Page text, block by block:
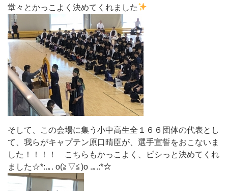
堂々とかっこよく決めてくれました
そして、この会場に集う小中高生全１６６団体の代表とし
て、我らがキャプテン原口晴臣が、選手宣誓をおこないま
した！！！！ こちらもかっこよく、ビシっと決めてくれ
ました☆*:.｡. o(≧▽≦)o .｡.:*☆